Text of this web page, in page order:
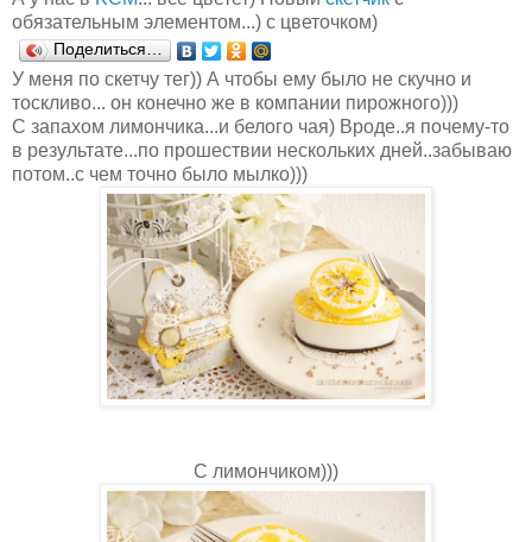
обязательным элементом...) с цветочком)
Поделиться…
У меня по скетчу тег)) А чтобы ему было не скучно и
тоскливо... он конечно же в компании пирожного)))
С запахом лимончика...и белого чая) Вроде..я почему-то
в результате...по прошествии нескольких дней..забываю
потом..с чем точно было мылко)))
С лимончиком)))